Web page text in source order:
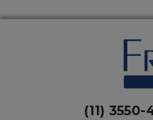
(11)